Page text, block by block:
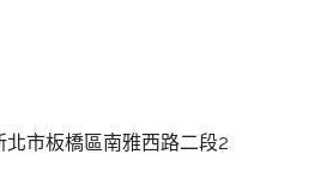
北市板橋區南雅西路二段2